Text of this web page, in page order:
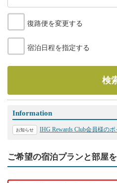
復路便を変更する
宿泊日程を指定する
検
Information
お知らせ IHG Rewards Club会員様の
ご希望の宿泊プランと部屋